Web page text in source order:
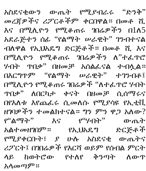
አስደናቂውን ውጤት የሚያብራሩ “ድንቅ”
መረጃዎችና ሪፖርቶችም ቀርበዋል። በመቶ ሺ
እና በሚሊዮን የሚቆጠሩ ገበሬዎችን በ1ለ5
አደራጅተን ሰፊ “የልማት ሠራዊት” ገንብተናል
ብለዋል የኢህአዴግ ድርጅቶች። በመቶ ሺ እና
በሚሊዮን የሚቆጠሩ ገበሬዎችን ለ”ተፈጥሮ
ሃብት ጥበቃ” በዘመቻ አሰልፈናል ተብሏል።
በእርግጥም “የልማት ሠራዊት” ተገንብቶ፤
በሚሊዮን የሚቆጠሩ ገበሬዎች “ለተፈጥሮ ሃብት
ጥበቃ” ለበርካታ ቀናት በዘመቻ ሲሰማሩና
በየእለቱ እየጨፈሩ ሲመለሱ የሚያሳዩ የኢቲቪ
ዘገባዎችን ተመልክተናል። ግን ምን ዋጋ አለው?
የ“ልማት” እና የ“ሃብት” ውጤት
አልተመዘገበም። የኢህአዴግ ድርጅቶች
የሚያቀርቡት፣ ያ ሁሉ አስደናቂ ውጤትና
ሪፖርት፤ በገበሬዎች የእርሻ ወይም የሰብል ምርት
ላይ ከወትሮው የተለየ ቅንጣት ለውጥ
አላመጣም።